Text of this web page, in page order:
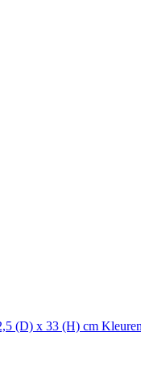
(D) x 33 (H) cm